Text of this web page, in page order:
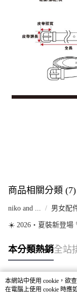
商品相關分類 (7)
niko and ... 男女配
☀️ 2026・夏裝新登場
本分類熱銷全站
熱門標籤
本網站中使用 cookie，欲
在電腦上使用 cookie 時應